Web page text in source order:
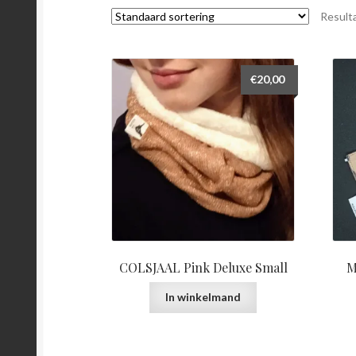
COLSJAAL Pink Deluxe Small
€20,00
In winkelmand